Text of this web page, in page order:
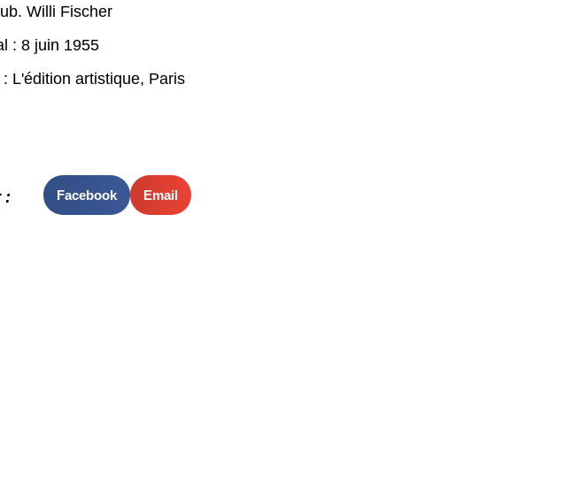
Willi Fischer
: 8 juin 1955
L'édition artistique, Paris
: Facebook Email